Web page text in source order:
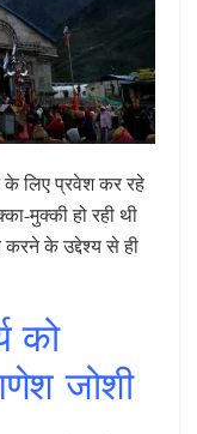
के लिए प्रवेश कर रहे
मुक्की हो रही थी
करने के उद्देश्य से ही
को
जोशी